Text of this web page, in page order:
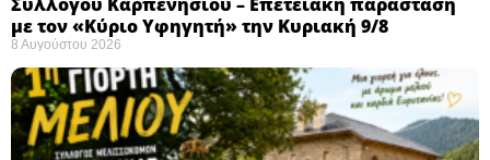
με τον «Κύριο Υφηγητή» την Κυριακή 9/8
8 Αυγούστου 2026